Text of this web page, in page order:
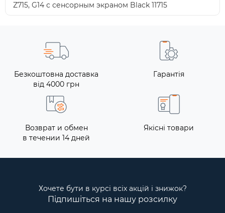
Z715, G14 с сенсорным экраном Black 11715
Безкоштовна доставка
від 4000 грн
Гарантія
Возврат и обмен
в течении 14 дней
Якісні товари
Хочете бути в курсі всіх акцій і знижок?
Підпишіться на нашу розсилку